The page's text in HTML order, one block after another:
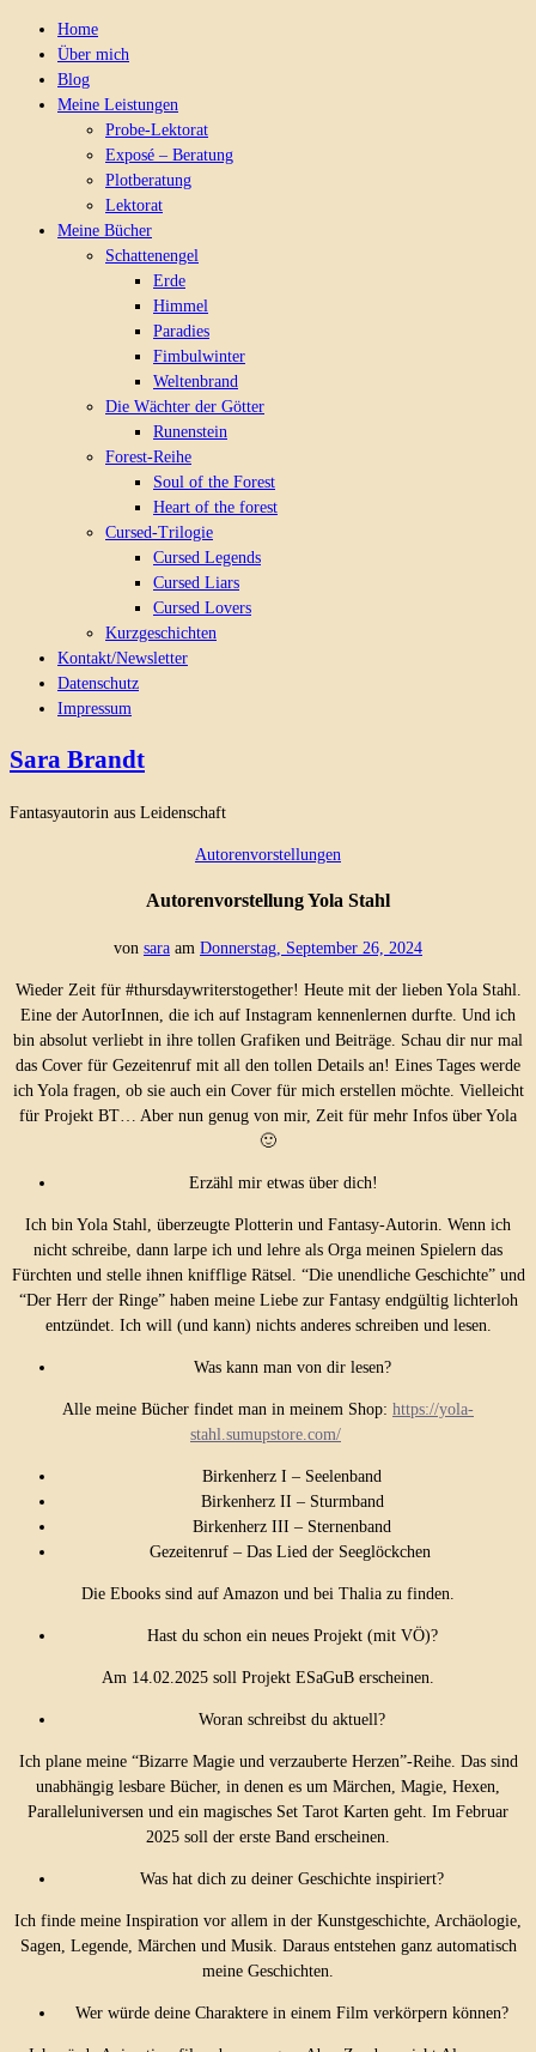
Home
Über mich
Blog
Meine Leistungen
Probe-Lektorat
Exposé – Beratung
Plotberatung
Lektorat
Meine Bücher
Schattenengel
Erde
Himmel
Paradies
Fimbulwinter
Weltenbrand
Die Wächter der Götter
Runenstein
Forest-Reihe
Soul of the Forest
Heart of the forest
Cursed-Trilogie
Cursed Legends
Cursed Liars
Cursed Lovers
Kurzgeschichten
Kontakt/Newsletter
Datenschutz
Impressum
Sara Brandt
Fantasyautorin aus Leidenschaft
Autorenvorstellungen
Autorenvorstellung Yola Stahl
von sara am Donnerstag, September 26, 2024
Wieder Zeit für #thursdaywriterstogether! Heute mit der lieben Yola Stahl.
Eine der AutorInnen, die ich auf Instagram kennenlernen durfte. Und ich
bin absolut verliebt in ihre tollen Grafiken und Beiträge. Schau dir nur mal
das Cover für Gezeitenruf mit all den tollen Details an! Eines Tages werde
ich Yola fragen, ob sie auch ein Cover für mich erstellen möchte. Vielleicht
für Projekt BT… Aber nun genug von mir, Zeit für mehr Infos über Yola
🙂
Erzähl mir etwas über dich!
Ich bin Yola Stahl, überzeugte Plotterin und Fantasy-Autorin. Wenn ich
nicht schreibe, dann larpe ich und lehre als Orga meinen Spielern das
Fürchten und stelle ihnen knifflige Rätsel. “Die unendliche Geschichte” und
“Der Herr der Ringe” haben meine Liebe zur Fantasy endgültig lichterloh
entzündet. Ich will (und kann) nichts anderes schreiben und lesen.
Was kann man von dir lesen?
Alle meine Bücher findet man in meinem Shop: https://yola-
stahl.sumupstore.com/
Birkenherz I – Seelenband
Birkenherz II – Sturmband
Birkenherz III – Sternenband
Gezeitenruf – Das Lied der Seeglöckchen
Die Ebooks sind auf Amazon und bei Thalia zu finden.
Hast du schon ein neues Projekt (mit VÖ)?
Am 14.02.2025 soll Projekt ESaGuB erscheinen.
Woran schreibst du aktuell?
Ich plane meine “Bizarre Magie und verzauberte Herzen”-Reihe. Das sind
unabhängig lesbare Bücher, in denen es um Märchen, Magie, Hexen,
Paralleluniversen und ein magisches Set Tarot Karten geht. Im Februar
2025 soll der erste Band erscheinen.
Was hat dich zu deiner Geschichte inspiriert?
Ich finde meine Inspiration vor allem in der Kunstgeschichte, Archäologie,
Sagen, Legende, Märchen und Musik. Daraus entstehen ganz automatisch
meine Geschichten.
Wer würde deine Charaktere in einem Film verkörpern können?